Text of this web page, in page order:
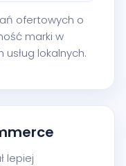
ofertowych o
marki w
lokalnych.
lepiej